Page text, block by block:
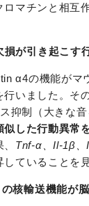
マチンと相互
が引き起こす
α4の機能がマ
いました。そ
抑制（大きな音
似した行動異常
Tnf-α、Il-1β、
ていることを
核輸送機能が